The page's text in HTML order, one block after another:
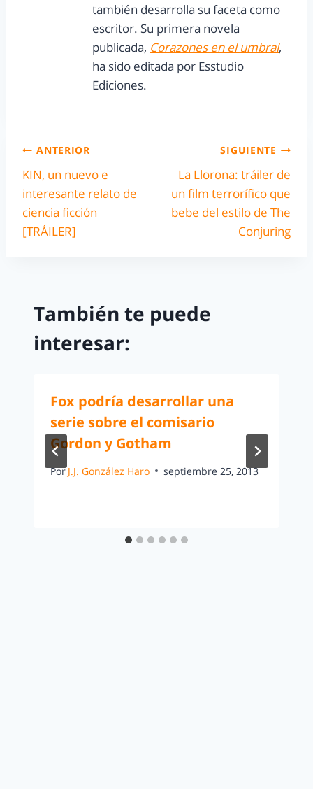
también desarrolla su faceta como
escritor. Su primera novela
publicada, Corazones en el umbral,
ha sido editada por Esstudio
Ediciones.
ANTERIOR
KIN, un nuevo e
interesante relato de
ciencia ficción
[TRÁILER]
SIGUIENTE
La Llorona: tráiler de
un film terrorífico que
bebe del estilo de The
Conjuring
También te puede
interesar:
Fox podría desarrollar una
serie sobre el comisario
Gordon y Gotham
Por J.J. González Haro septiembre 25, 2013